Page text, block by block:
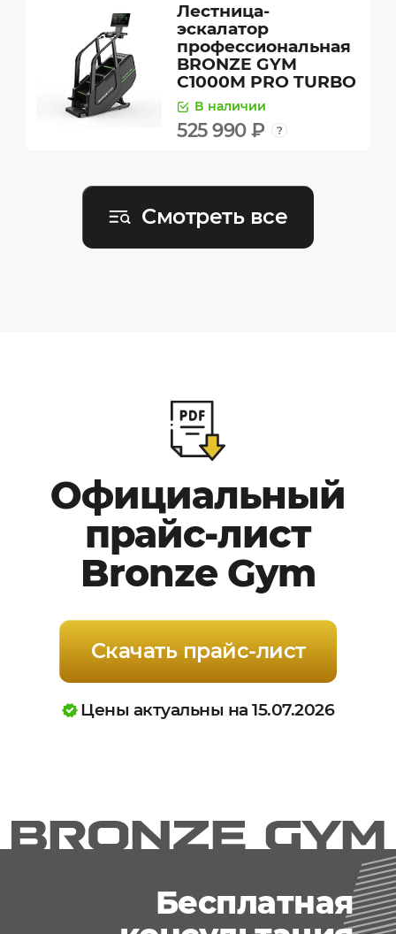
Лестница-
эскалатор
профессиональная
BRONZE GYM
C1000M PRO TURBO
В наличии
525 990 ₽
Смотреть все
Официальный
прайс-лист
Bronze Gym
Скачать прайс-лист
Цены актуальны на 15.07.2026
Бесплатная